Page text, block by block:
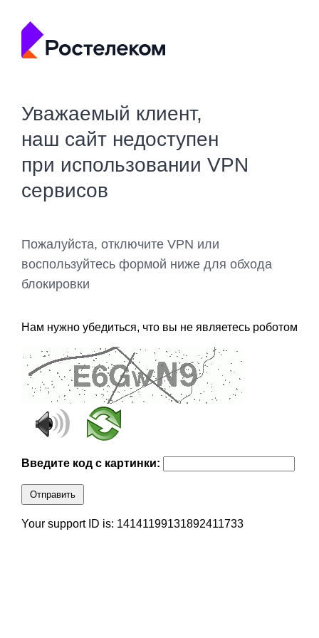
Уважаемый клиент,
наш сайт недоступен
при использовании VPN
сервисов
Пожалуйста, отключите VPN или
воспользуйтесь формой ниже для обхода
блокировки
Нам нужно убедиться, что вы не являетесь роботом
Введите код с картинки:
Отправить
Your support ID is: 14141199131892411733